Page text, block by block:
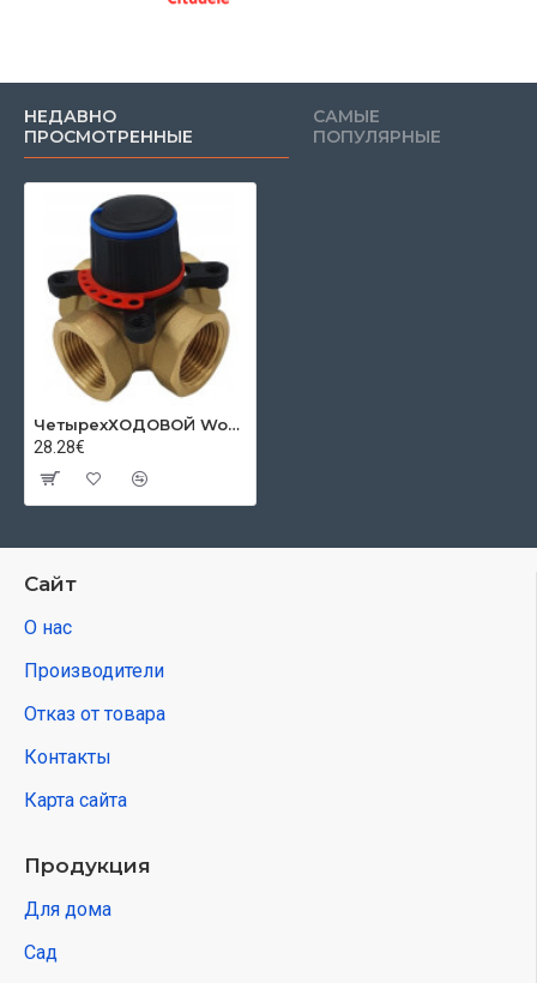
НЕДАВНО
ПРОСМОТРЕННЫЕ
САМЫЕ
ПОПУЛЯРНЫЕ
ЧетырехХОДОВОЙ Womix 1"
28.28€
Сайт
О нас
Производители
Отказ от товара
Контакты
Карта сайта
Продукция
Для дома
Сад